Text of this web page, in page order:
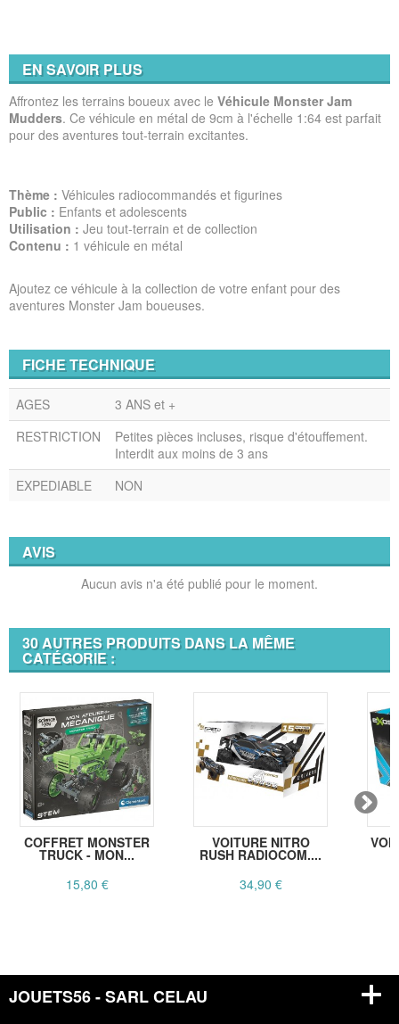
EN SAVOIR PLUS
Affrontez les terrains boueux avec le Véhicule Monster Jam
Mudders. Ce véhicule en métal de 9cm à l'échelle 1:64 est parfait
pour des aventures tout-terrain excitantes.
Thème : Véhicules radiocommandés et figurines
Public : Enfants et adolescents
Utilisation : Jeu tout-terrain et de collection
Contenu : 1 véhicule en métal
Ajoutez ce véhicule à la collection de votre enfant pour des
aventures Monster Jam boueuses.
FICHE TECHNIQUE
AGES
3 ANS et +
RESTRICTION
Petites pièces incluses, risque d'étouffement.
Interdit aux moins de 3 ans
EXPEDIABLE
NON
AVIS
Aucun avis n'a été publié pour le moment.
30 AUTRES PRODUITS DANS LA MÊME
CATÉGORIE :
COFFRET MONSTER
TRUCK - MON...
15,80 €
VOITURE NITRO
RUSH RADIOCOM....
34,90 €
JOUETS56 - SARL CELAU